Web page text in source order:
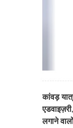
कांवड़
लगाने